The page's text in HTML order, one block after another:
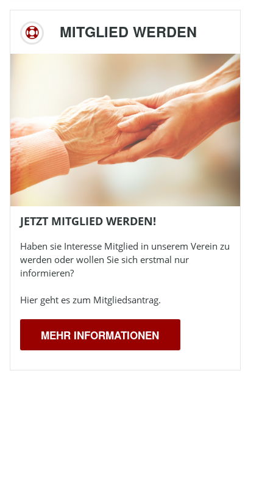
MITGLIED WERDEN
JETZT MITGLIED WERDEN!
Haben sie Interesse Mitglied in unserem Verein zu
werden oder wollen Sie sich erstmal nur
informieren?
Hier geht es zum Mitgliedsantrag.
MEHR INFORMATIONEN